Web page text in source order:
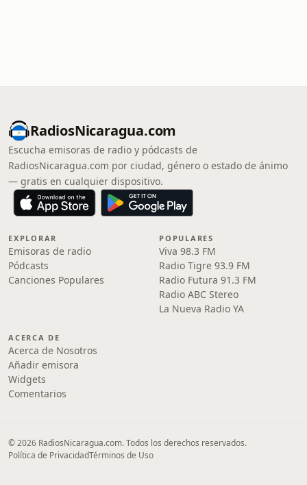
RadiosNicaragua.com
Escucha emisoras de radio y pódcasts de
RadiosNicaragua.com por ciudad, género o estado de ánimo
— gratis en cualquier dispositivo.
EXPLORAR
Emisoras de radio
Pódcasts
Canciones Populares
POPULARES
Viva 98.3 FM
Radio Tigre 93.9 FM
Radio Futura 91.3 FM
Radio ABC Stereo
La Nueva Radio YA
ACERCA DE
Acerca de Nosotros
Añadir emisora
Widgets
Comentarios
© 2026 RadiosNicaragua.com. Todos los derechos reservados.
Política de PrivacidadTérminos de Uso